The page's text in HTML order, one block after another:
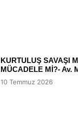
KURTULUŞ SAVAŞI
MÜCADELE Mİ?- Av.
10 Temmuz 2026